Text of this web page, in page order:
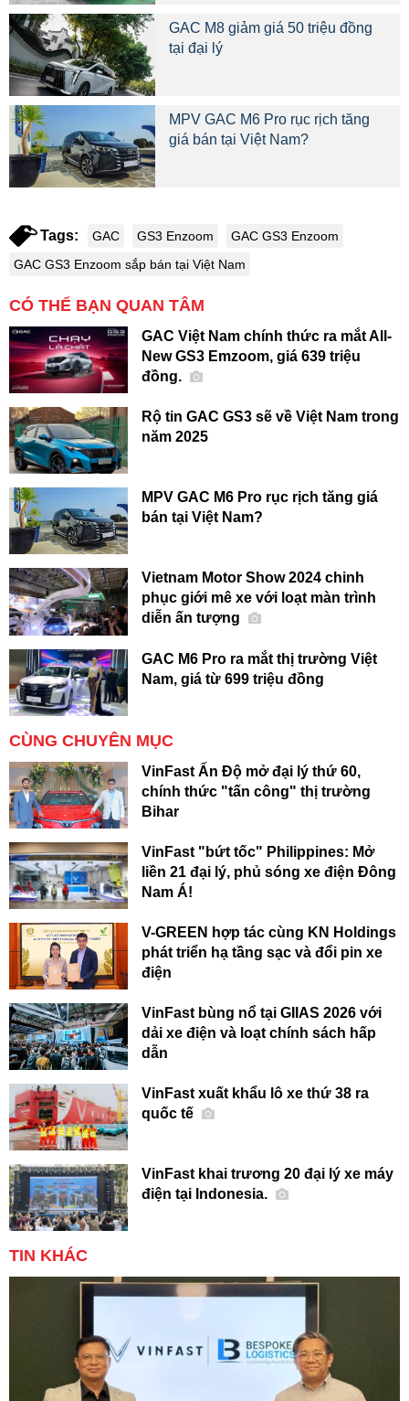
GAC M8 giảm giá 50 triệu đồng
tại đại lý
MPV GAC M6 Pro rục rịch tăng
giá bán tại Việt Nam?
Tags: GAC GS3 Enzoom
GAC GS3 Enzoom
GAC GS3 Enzoom sắp bán tại Việt Nam
CÓ THỂ BẠN QUAN TÂM
GAC Việt Nam chính thức ra mắt All-
New GS3 Emzoom, giá 639 triệu
đồng.
Rộ tin GAC GS3 sẽ về Việt Nam trong
năm 2025
MPV GAC M6 Pro rục rịch tăng giá
bán tại Việt Nam?
Vietnam Motor Show 2024 chinh
phục giới mê xe với loạt màn trình
diễn ấn tượng
GAC M6 Pro ra mắt thị trường Việt
Nam, giá từ 699 triệu đồng
CÙNG CHUYÊN MỤC
VinFast Ấn Độ mở đại lý thứ 60,
chính thức "tấn công" thị trường
Bihar
VinFast "bứt tốc" Philippines: Mở
liền 21 đại lý, phủ sóng xe điện Đông
Nam Á!
V-GREEN hợp tác cùng KN Holdings
phát triển hạ tầng sạc và đổi pin xe
điện
VinFast bùng nổ tại GIIAS 2026 với
dải xe điện và loạt chính sách hấp
dẫn
VinFast xuất khẩu lô xe thứ 38 ra
quốc tế
VinFast khai trương 20 đại lý xe máy
điện tại Indonesia.
TIN KHÁC